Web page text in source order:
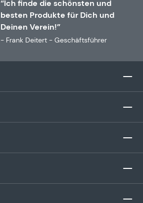
“Ich finde die schönsten und
besten Produkte für Dich und
Deinen Verein!”
- Frank Deitert - Geschäftsführer